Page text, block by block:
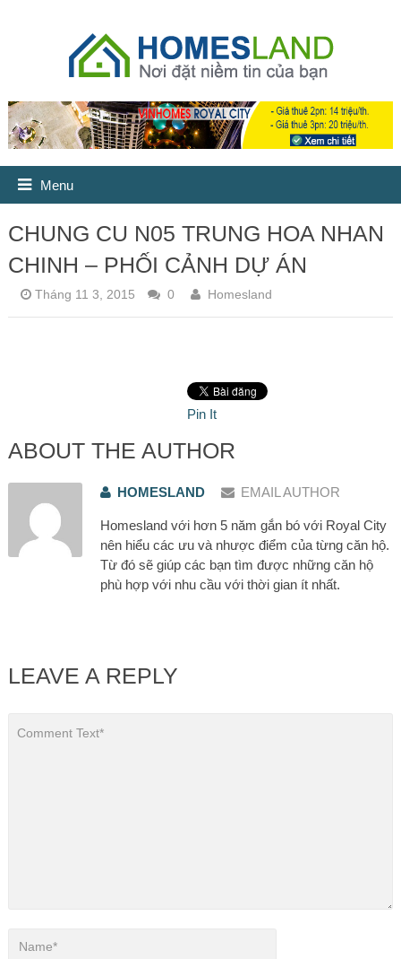
Menu
CHUNG CU N05 TRUNG HOA NHAN
CHINH – PHỐI CẢNH DỰ ÁN
Tháng 11 3, 2015 0 Homesland
Pin It
ABOUT THE AUTHOR
HOMESLAND EMAIL AUTHOR
Homesland với hơn 5 năm gắn bó với Royal City
nên hiểu các ưu và nhược điểm của từng căn hộ.
Từ đó sẽ giúp các bạn tìm được những căn hộ
phù hợp với nhu cầu với thời gian ít nhất.
LEAVE A REPLY